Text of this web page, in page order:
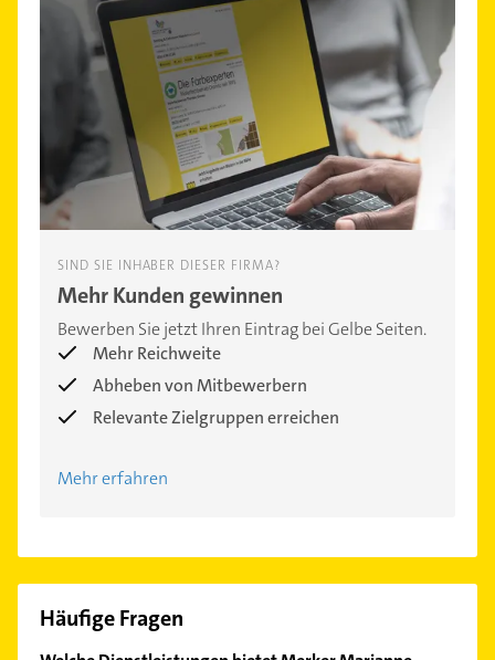
SIND SIE INHABER DIESER FIRMA?
Mehr Kunden gewinnen
Bewerben Sie jetzt Ihren Eintrag bei Gelbe Seiten.
Mehr Reichweite
Abheben von Mitbewerbern
Relevante Zielgruppen erreichen
Mehr erfahren
Häufige Fragen